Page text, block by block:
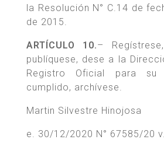
la Resolución N° C.14 de
de 2015.
ARTÍCULO 10.–
publíquese, dese a la
Registro Oficial para su
cumplido, archívese.
Martin Silvestre Hinojosa
e. 30/12/2020 N° 67585/20